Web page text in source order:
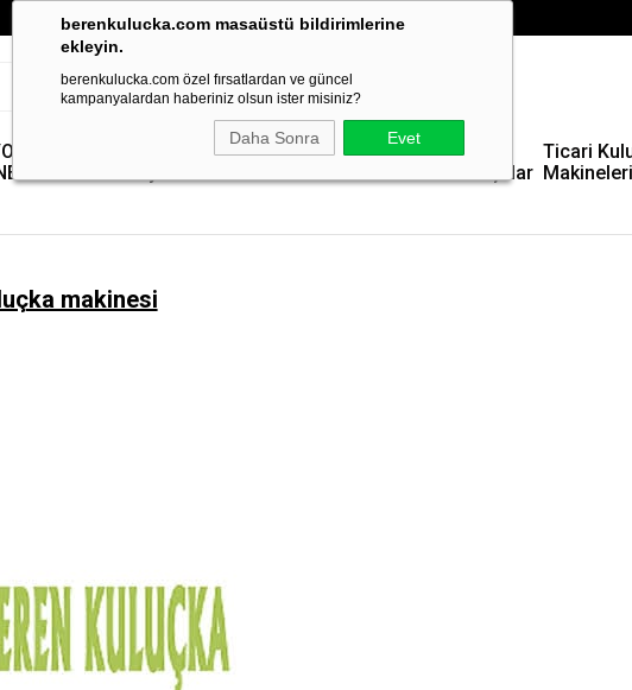
berenkulucka.com masaüstü bildirimlerine
ekleyin.
berenkulucka.com özel fırsatlardan ve güncel
kampanyalardan haberiniz olsun ister misiniz?
Daha Sonra Evet
Paslanmaz Çelik
Yem Pelet
Kümes
Yedek
Parçalar
Ticari
Makineleri
makinesi